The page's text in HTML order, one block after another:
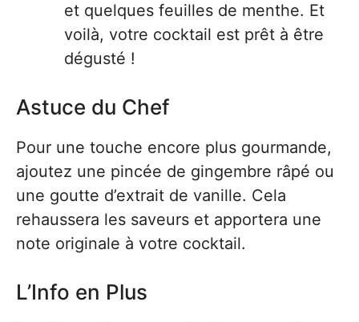
et quelques feuilles de menthe. Et
voilà, votre cocktail est prêt à être
dégusté !
Astuce du Chef
Pour une touche encore plus gourmande,
ajoutez une pincée de gingembre râpé ou
une goutte d’extrait de vanille. Cela
rehaussera les saveurs et apportera une
note originale à votre cocktail.
L’Info en Plus